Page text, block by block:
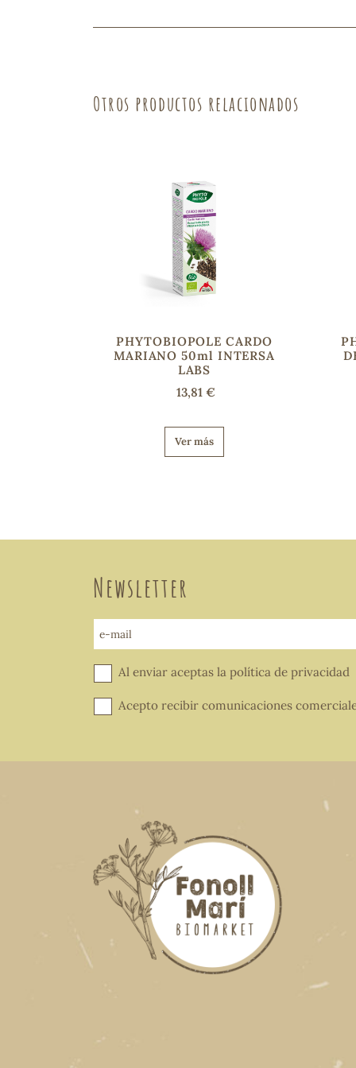
Otros productos relacionados
PHYTOBIOPOLE CARDO
MARIANO 50ml INTERSA
LABS
13,81 €
Ver más
Newsletter
e-mail
Al enviar aceptas la política de privacidad
Acepto recibir comunicaciones